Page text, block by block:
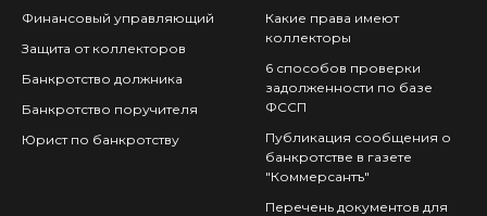
Финансовый управляющий
Защита от коллекторов
Банкротство должника
Банкротство поручителя
Юрист по банкротству
Какие права имеют
коллекторы
6 способов проверки
задолженности по базе
ФССП
Публикация сообщения о
банкротстве в газете
"Коммерсантъ"
Перечень документов для